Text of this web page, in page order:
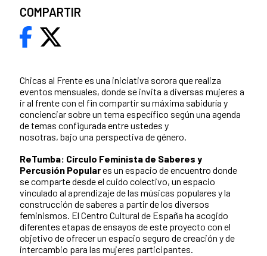
Chicas al Frente es una iniciativa sorora que realiza
eventos mensuales, donde se invita a diversas mujeres a
ir al frente con el fin compartir su máxima sabiduría y
concienciar sobre un tema específico según una agenda
de temas configurada entre ustedes y
nosotras, bajo una perspectiva de género.
ReTumba: Círculo Feminista de Saberes y
Percusión Populares un espacio de encuentro donde
se comparte desde el cuido colectivo, un espacio
vinculado al aprendizaje de las músicas populares y la
construcción de saberes a partir de los diversos
feminismos. El Centro Cultural de España ha acogido
diferentes etapas de ensayos de este proyecto con el
objetivo de ofrecer un espacio seguro de creación y de
intercambio para las mujeres participantes.
COMPARTIR